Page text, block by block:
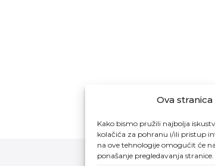
Ova
Kako bismo pružili najbolja
kolačića za pohranu i/ili pristup
na ove tehnologije omogućit će
ponašanje pregledavanja stranice.